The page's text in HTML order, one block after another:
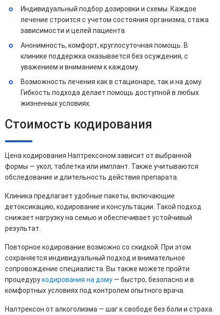
Индивидуальный подбор дозировки и схемы. Каждое
лечение строится с учетом состояния организма, стажа
зависимости и целей пациента.
Анонимность, комфорт, круглосуточная помощь. В
клинике поддержка оказывается без осуждения, с
уважением и вниманием к каждому.
Возможность лечения как в стационаре, так и на дому.
Гибкость подхода делает помощь доступной в любых
жизненных условиях.
Стоимость кодирования
Цена кодирования Налтрексоном зависит от выбранной
формы — укол, таблетка или имплант. Также учитываются
обследование и длительность действия препарата.
Клиника предлагает удобные пакеты, включающие
детоксикацию, кодирование и консультации. Такой подход
снижает нагрузку на семью и обеспечивает устойчивый
результат.
Повторное кодирование возможно со скидкой. При этом
сохраняется индивидуальный подход и внимательное
сопровождение специалиста. Вы также можете пройти
процедурукодирования на дому — быстро, безопасно и в
комфортных условиях под контролем опытного врача.
Налтрексон от алкоголизма — шаг к свободе без боли и страха.